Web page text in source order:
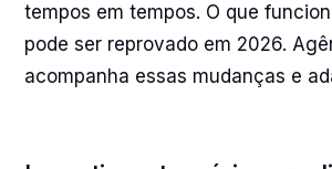
tempos em tempos. O que
pode ser reprovado em 2026.
acompanha essas mudanças e